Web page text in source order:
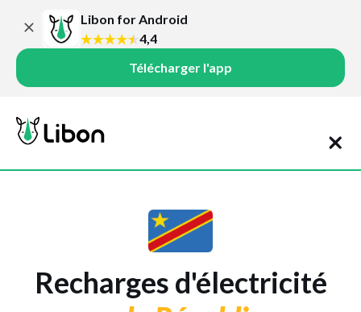
Libon for Android
4,4
Télécharger l'app
Recharges d'électricité